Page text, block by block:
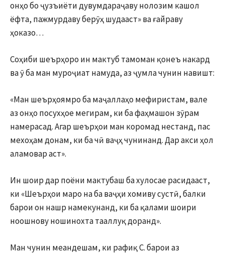
онҳо бо ҷузъиёти дувумдараҷаву нолозим кашол
ёфта, пажмурдаву берӯҳ шудааст» ва ғайраву
ҳоказо…
Соҳиби шеърҳоро ин мактуб тамоман қонеъ накард
ва ӯ ба ман муроҷиат намуда, аз ҷумла чунин навишт:
«Ман шеърҳоямро ба маҷаллаҳо мефиристам, вале
аз онҳо посухҳое мегирам, ки ба фаҳмашон зӯрам
намерасад. Агар шеърҳои ман коромад нестанд, пас
мехоҳам донам, ки ба чӣ ваҷҳ чунинанд. Дар акси ҳол
аламовар аст».
Ин шоир дар поёни мактубаш ба хулосае расидааст,
ки «Шеърҳои маро на ба ваҷҳи хомиву сустӣ, балки
барои он нашр намекунанд, ки ба қалами шоири
ноошнову ношинохта тааллуқ доранд».
Ман чунин меандешам, ки рафиқ С. барои аз